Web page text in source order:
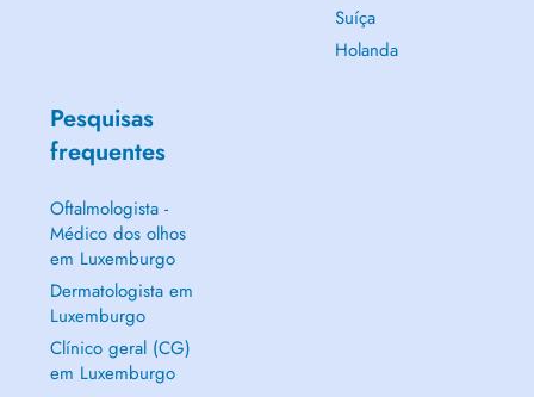
Suíça
Holanda
Pesquisas
frequentes
Oftalmologista -
Médico dos olhos
em Luxemburgo
Dermatologista em
Luxemburgo
Clínico geral (CG)
em Luxemburgo